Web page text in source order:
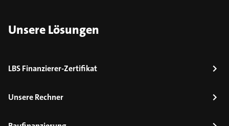
Unsere Lösungen
LBS Finanzierer-Zertifikat
Unsere Rechner